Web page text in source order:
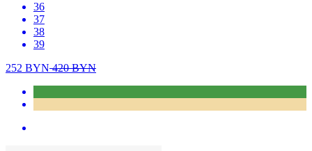
36
37
38
39
252 BYN420BYN